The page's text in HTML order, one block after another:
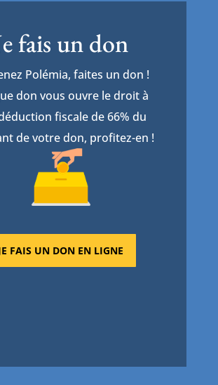
fais un don
Polémia, faites un don !
don vous ouvre le droit à
fiscale de 66% du
de votre don, profitez-en !
FAIS UN DON EN LIGNE